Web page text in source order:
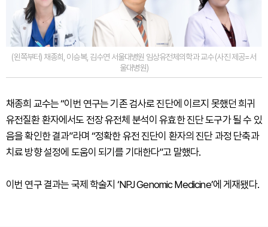
(왼쪽부터) 채종희, 이승복, 김수연 서울대병원 임상유전체의학과 교수 (사진 제공=서
울대병원)
채종희 교수는 “이번 연구는 기존 검사로 진단에 이르지 못했던 희귀
유전질환 환자에서도 전장 유전체 분석이 유효한 진단 도구가 될 수 있
음을 확인한 결과”라며 “정확한 유전 진단이 환자의 진단 과정 단축과
치료 방향 설정에 도움이 되기를 기대한다”고 말했다.
이번 연구 결과는 국제 학술지 ‘NPJ Genomic Medicine’에 게재됐다.